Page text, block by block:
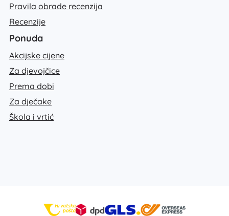
Pravila obrade recenzija
Recenzije
Ponuda
Akcijske cijene
Za djevojčice
Prema dobi
Za dječake
Škola i vrtić